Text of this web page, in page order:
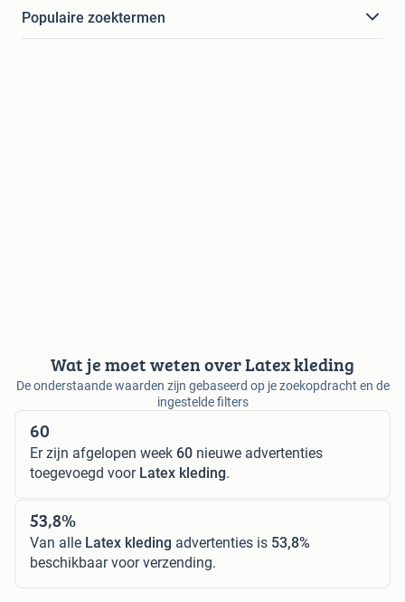
Populaire zoektermen
Wat je moet weten over Latex kleding
De onderstaande waarden zijn gebaseerd op je zoekopdracht en de
ingestelde filters
60
Er zijn afgelopen week 60 nieuwe advertenties
toegevoegd voor Latex kleding.
53,8%
Van alle Latex kleding advertenties is 53,8%
beschikbaar voor verzending.